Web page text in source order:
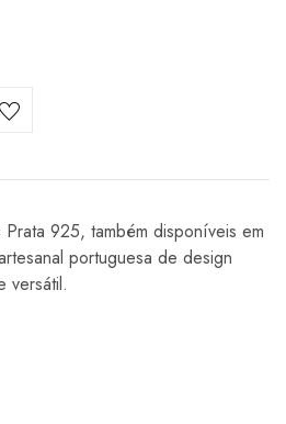
925, também disponíveis em
portuguesa de design
versátil.